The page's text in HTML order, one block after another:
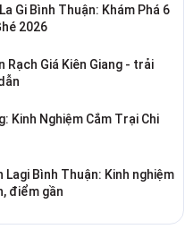
Gi Bình Thuận: Khám Phá 6
2026
Rạch Giá Kiên Giang - trải
Kinh Nghiệm Cắm Trại Chi
Lagi Bình Thuận: Kinh nghiệm
điểm gần